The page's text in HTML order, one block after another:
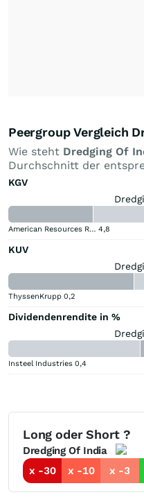
Peergroup Vergleich
Wie steht Dredging Of
Durchschnitt der
KGV
American Resources Registered (A) 4,8
KUV
ThyssenKrupp 0,2
Dividendenrendite in %
Insteel Industries 0,4
Long oder Short ?
Dredging Of India
x -30
x -10 x -3